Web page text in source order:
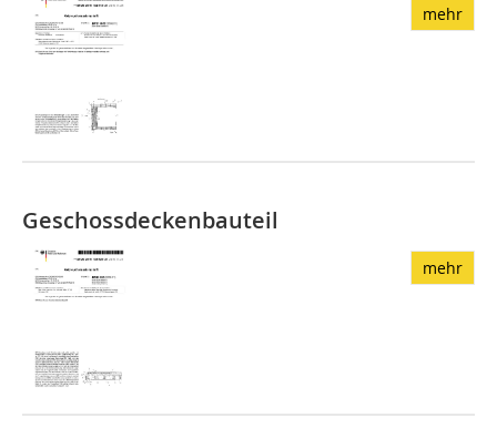
mehr
Geschossdeckenbauteil
mehr